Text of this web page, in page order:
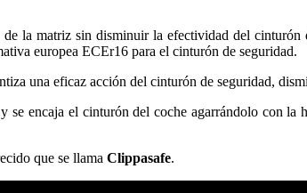
la matriz sin disminuir la efectividad del cinturón
europea ECEr16 para el cinturón de seguridad.
una eficaz acción del cinturón de seguridad,
se encaja el cinturón del coche agarrándolo con
que se llama Clippasafe.